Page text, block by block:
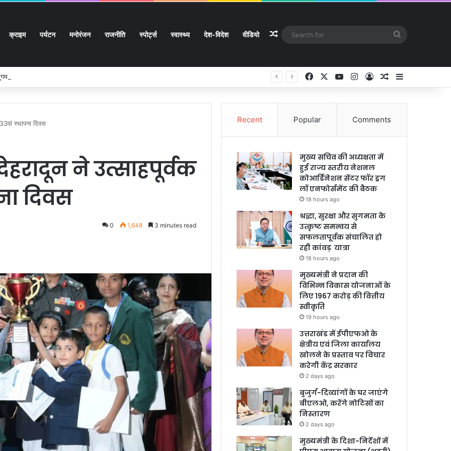
क्राइम पर्यटन मनोरंजन राजनीति स्पोर्ट्स स्वास्थ्य देश-विदेश वीडियो Random Article
के उत्कृष्ट समन्वय से सफलतापूर्वक संचालित हो रही कांवड़ यात्रा Facebook YouTubeInstagram
Log InRandom Article
स्थापना दिवस
ने उत्साहपूर्वक
दिवस
0 1,648 3 minutes read
Recent Popular Comments
मुख्य सचिव की अध्यक्षता में
हुई राज्य स्तरीय नेशनल
कोआर्डिनेशन सेंटर फॉर ड्रग
लॉ एनफोर्समेंट की बैठक
18 hours ago
श्रद्धा, सुरक्षा और सुगमता के
उत्कृष्ट समन्वय से
सफलतापूर्वक संचालित हो
रही कांवड़ यात्रा
18 hours ago
मुख्यमंत्री ने प्रदान की
विभिन्न विकास योजनाओं के
लिए 1967 करोड़ की वित्तीय
स्वीकृति
19 hours ago
उत्तराखंड में ईपीएफओ के
क्षेत्रीय एवं जिला कार्यालय
खोलने के प्रस्ताव पर विचार
करेगी केंद्र सरकार
2 days ago
बुजुर्ग-दिव्यांगों के घर जाएंगे
बीएलओ, करेंगे नोटिसों का
निस्तारण
2 days ago
मुख्यमंत्री के दिशा-निर्देशों में